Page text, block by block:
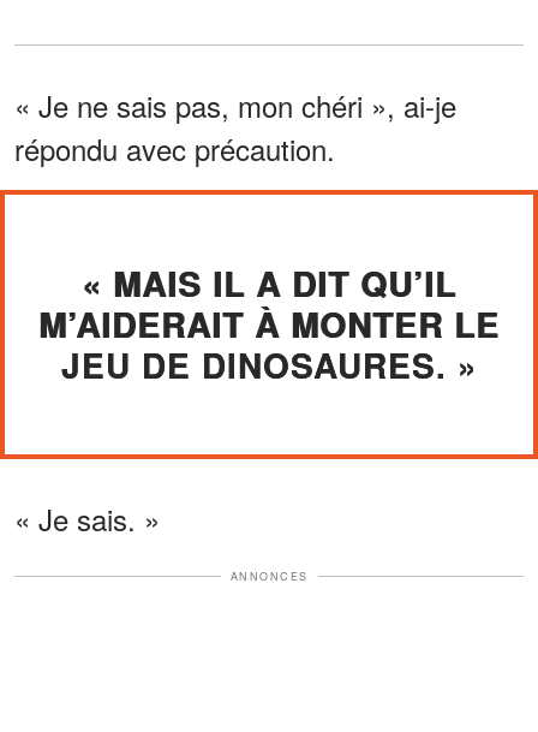
« Je ne sais pas, mon chéri », ai-je
répondu avec précaution.
« MAIS IL A DIT QU’IL
M’AIDERAIT À MONTER LE
JEU DE DINOSAURES. »
« Je sais. »
ANNONCES